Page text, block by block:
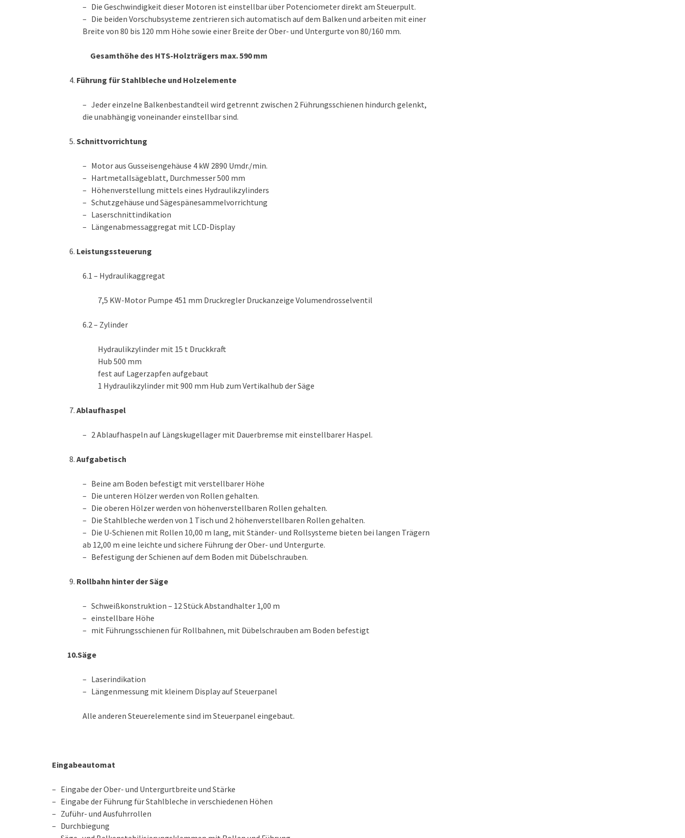
– Die Geschwindigkeit dieser Motoren ist einstellbar über Potenciometer direkt am Steuerpult.
– Die beiden Vorschubsysteme zentrieren sich automatisch auf dem Balken und arbeiten mit einer
Breite von 80 bis 120 mm Höhe sowie einer Breite der Ober- und Untergurte von 80/160 mm.
Gesamthöhe des HTS-Holzträgers max. 590 mm
Führung für Stahlbleche und Holzelemente
– Jeder einzelne Balkenbestandteil wird getrennt zwischen 2 Führungsschienen hindurch gelenkt,
die unabhängig voneinander einstellbar sind.
Schnittvorrichtung
– Motor aus Gusseisengehäuse 4 kW 2890 Umdr./min.
– Hartmetallsägeblatt, Durchmesser 500 mm
– Höhenverstellung mittels eines Hydraulikzylinders
– Schutzgehäuse und Sägespänesammelvorrichtung
– Laserschnittindikation
– Längenabmessaggregat mit LCD-Display
Leistungssteuerung
6.1 – Hydraulikaggregat
7,5 KW-Motor Pumpe 451 mm Druckregler Druckanzeige Volumendrosselventil
6.2 – Zylinder
Hydraulikzylinder mit 15 t Druckkraft
Hub 500 mm
fest auf Lagerzapfen aufgebaut
1 Hydraulikzylinder mit 900 mm Hub zum Vertikalhub der Säge
Ablaufhaspel
– 2 Ablaufhaspeln auf Längskugellager mit Dauerbremse mit einstellbarer Haspel.
Aufgabetisch
– Beine am Boden befestigt mit verstellbarer Höhe
– Die unteren Hölzer werden von Rollen gehalten.
– Die oberen Hölzer werden von höhenverstellbaren Rollen gehalten.
– Die Stahlbleche werden von 1 Tisch und 2 höhenverstellbaren Rollen gehalten.
– Die U-Schienen mit Rollen 10,00 m lang, mit Ständer- und Rollsysteme bieten bei langen Trägern
ab 12,00 m eine leichte und sichere Führung der Ober- und Untergurte.
– Befestigung der Schienen auf dem Boden mit Dübelschrauben.
Rollbahn hinter der Säge
– Schweißkonstruktion – 12 Stück Abstandhalter 1,00 m
– einstellbare Höhe
– mit Führungsschienen für Rollbahnen, mit Dübelschrauben am Boden befestigt
10.Säge
– Laserindikation
– Längenmessung mit kleinem Display auf Steuerpanel
Alle anderen Steuerelemente sind im Steuerpanel eingebaut.
Eingabeautomat
– Eingabe der Ober- und Untergurtbreite und Stärke
– Eingabe der Führung für Stahlbleche in verschiedenen Höhen
– Zuführ- und Ausfuhrrollen
– Durchbiegung